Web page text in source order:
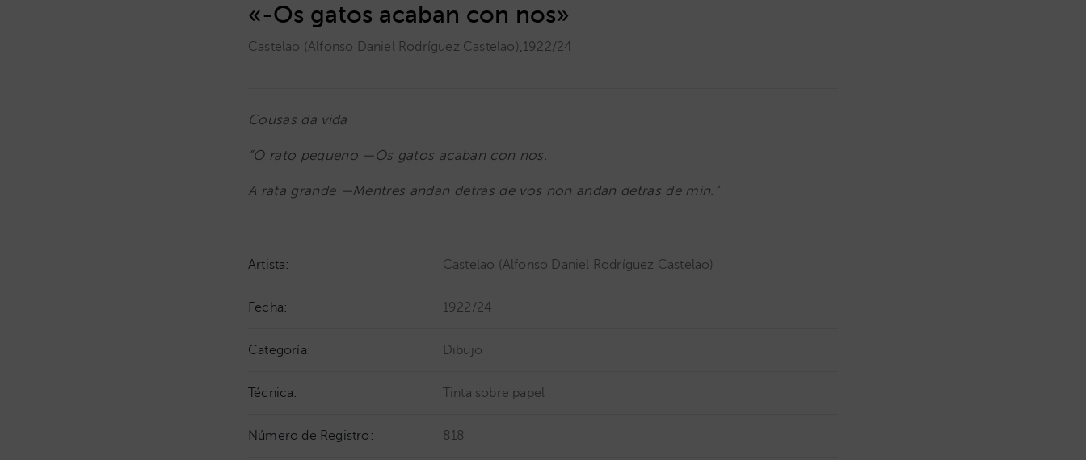
«-Os gatos acaban con nos»
Castelao (Alfonso Daniel Rodríguez Castelao),1922/24
Cousas da vida
“O rato pequeno —Os gatos acaban con nos.
A rata grande —Mentres andan detrás de vos non andan detras de min.”
Artista: Castelao (Alfonso Daniel Rodríguez Castelao)
Fecha: 1922/24
Categoría: Dibujo
Técnica: Tinta sobre papel
Número de Registro: 818